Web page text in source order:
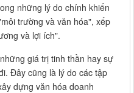
những lý do chính khiến
trường và văn hóa", xếp
và lợi ích".
giá trị tinh thần hay sự
Đây cũng là lý do các tập
dựng văn hóa doanh